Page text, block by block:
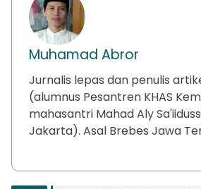
Muhamad Abror
Jurnalis lepas dan penulis
(alumnus Pesantren KHAS
mahasantri Mahad Aly
Jakarta). Asal Brebes Jawa